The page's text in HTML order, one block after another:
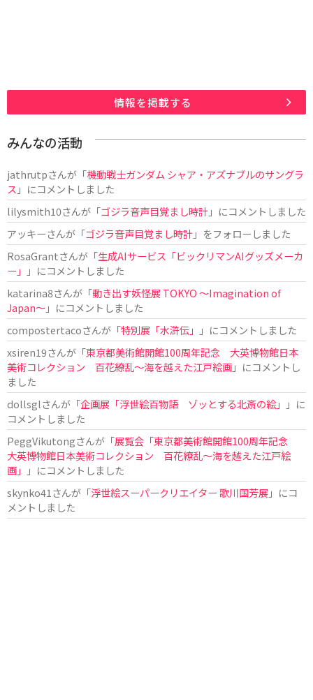
情報を掲載する
みんなの活動
jathrutpさんが「機動戦士ガンダム シャア・アズナブルのサングラ
ス 」にコメントしました
lilysmith10さんが「ゴジラ音声目覚まし時計」にコメントしました
アッキーさんが「ゴジラ音声目覚まし時計」をフォローしました
RosaGrantさんが「生成AIサービス「ビックリマンAIグッズメーカ
ー」
」にコメントしました
katarina8さんが「動き出す妖怪展 TOKYO 〜Imagination of
Japan〜」にコメントしました
compostertacoさんが「特別展「水滸伝」
」にコメントしました
xsiren19さんが「東京都美術館開館100周年記念 大英博物館日本
美術コレクション 百花繚乱～海を越えた江戸絵画」にコメントし
ました
dollsglさんが「企画展「浮世絵百物語 ゾッとする北斎の絵」
」に
コメントしました
PeggVikutongさんが「展覧会「東京都美術館開館100周年記念
大英博物館日本美術コレクション 百花繚乱〜海を越えた江戸絵
画」
」にコメントしました
skynko41 さんが「浮世絵スーパークリエイター 歌川国芳展 」にコ
メントしました